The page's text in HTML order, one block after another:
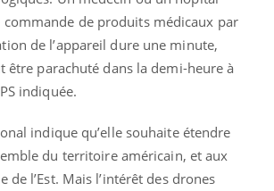
commande de produits médicaux par
de l’appareil dure une minute,
être parachuté dans la demi-heure à
indiquée.
indique qu’elle souhaite étendre
du territoire américain, et aux
de l’Est. Mais l’intérêt des drones